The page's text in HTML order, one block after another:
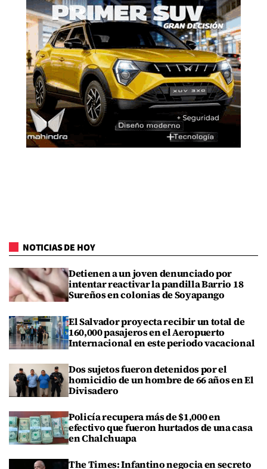
NOTICIAS DE HOY
Detienen a un joven denunciado por
intentar reactivar la pandilla Barrio 18
Sureños en colonias de Soyapango
El Salvador proyecta recibir un total de
160,000 pasajeros en el Aeropuerto
Internacional en este periodo vacacional
Dos sujetos fueron detenidos por el
homicidio de un hombre de 66 años en El
Divisadero
Policía recupera más de $1,000 en
efectivo que fueron hurtados de una casa
en Chalchuapa
The Times: Infantino negocia en secreto